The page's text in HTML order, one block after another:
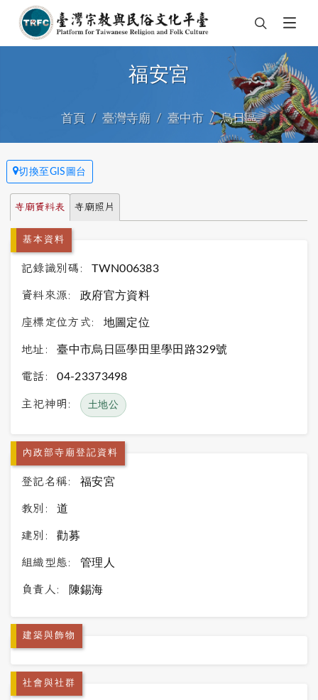
福安宮
首頁 臺灣寺廟 臺中市 烏日區
切換至GIS圖台
寺廟資料表 寺廟照片
基本資料
記錄識別碼: TWN006383
資料來源: 政府官方資料
座標定位方式: 地圖定位
地址: 臺中市烏日區學田里學田路329號
電話: 04-23373498
主祀神明: 土地公
內政部寺廟登記資料
登記名稱: 福安宮
教別: 道
建別: 勸募
組織型態: 管理人
負責人: 陳錫海
建築與飾物
社會與社群